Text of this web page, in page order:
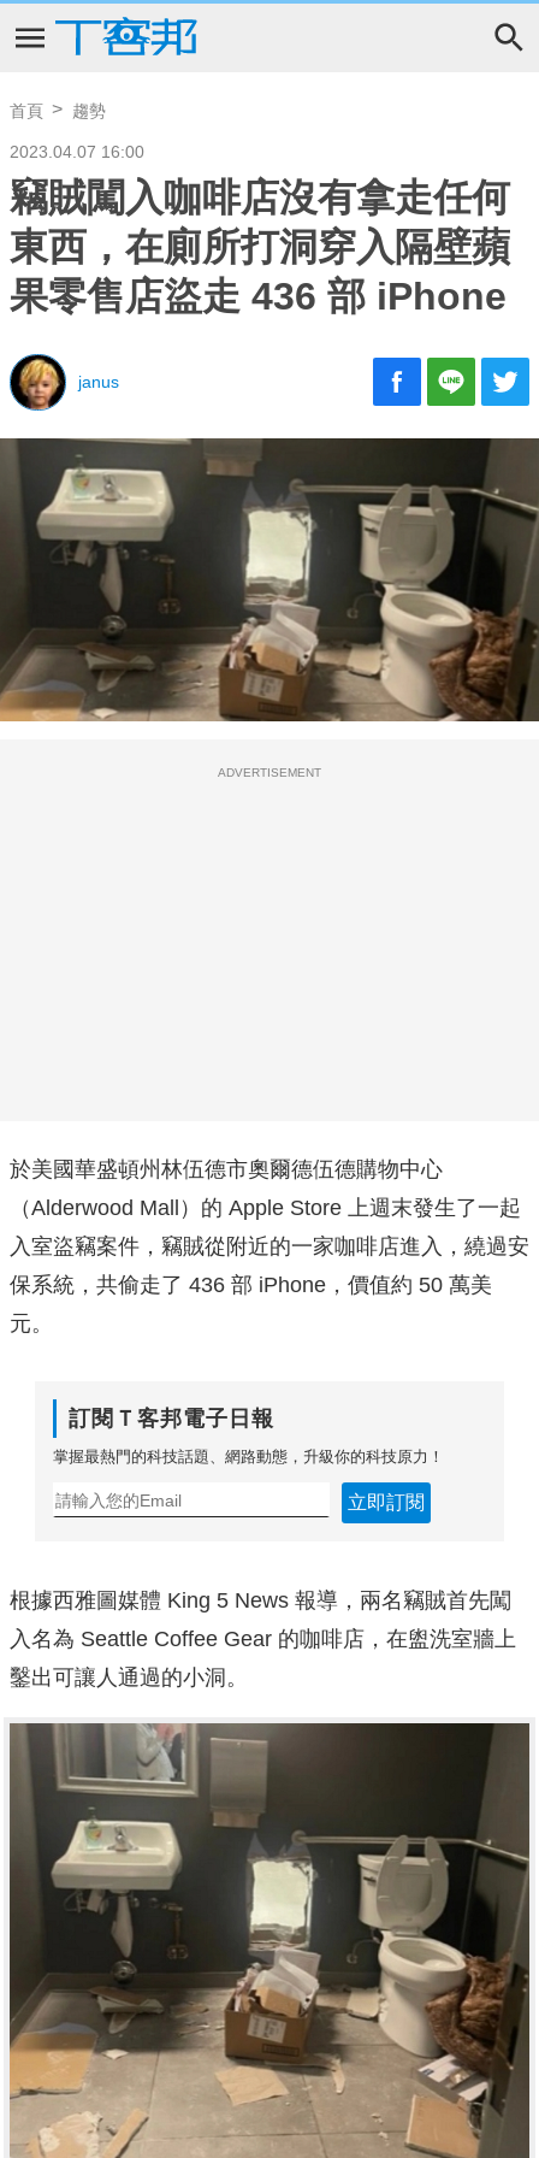
首頁 趨勢
2023.04.07 16:00
竊賊闖入咖啡店沒有拿走任何
東西，在廁所打洞穿入隔壁蘋
果零售店盜走 436 部 iPhone
janus
ADVERTISEMENT
於美國華盛頓州林伍德市奧爾德伍德購物中心
（Alderwood Mall）的 Apple Store 上週末發生了一起
入室盜竊案件，竊賊從附近的一家咖啡店進入，繞過安
保系統，共偷走了 436 部 iPhone，價值約 50 萬美
元。
訂閱Ｔ客邦電子日報
掌握最熱門的科技話題、網路動態，升級你的科技原力！
立即訂閱
根據西雅圖媒體 King 5 News 報導，兩名竊賊首先闖
入名為 Seattle Coffee Gear 的咖啡店，在盥洗室牆上
鑿出可讓人通過的小洞。